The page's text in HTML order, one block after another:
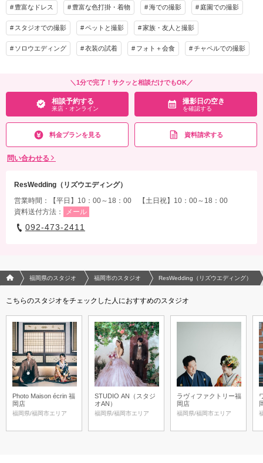
来店・オンライン を確認する
プラン詳細
撮影料 新婦衣装2着
アルバム データ 200カット 台紙付写真
家族用衣装レンタル
その他含むもの
ロケーション出張料・送迎料・撮影小物
相談予約する 撮影日の空き
豊富なドレス 豊富な色打掛・着物 海での撮影 庭園での撮影
スタジオでの撮影 ペットと撮影 家族・友人と撮影
ソロウエディング 衣装の試着 フォト＋会食 チャペルでの撮影
＼1分で完了！サクッと相談だけでもOK／
相談予約する
来店・オンライン
撮影日の空き
を確認する
料金プランを見る 資料請求する
問い合わせる
ResWedding（リズウエディング）
営業時間：【平日】10：00～18：00 【土日祝】10：00～18：00
資料送付方法：
メール
092-473-2411
フォトウエディング/結婚写真のPhotorait ホーム
福岡県のスタジオ 福岡市のスタジオ ResWedding（リズウエディング）
こちらのスタジオをチェックした人におすすめのスタジオ
Photo Maison écrin 福
岡店
福岡県/福岡市エリア
STUDIO AN（スタジ
オAN）
福岡県/福岡市エリア
ラヴィファクトリー福
岡店
福岡県/福岡市エリア